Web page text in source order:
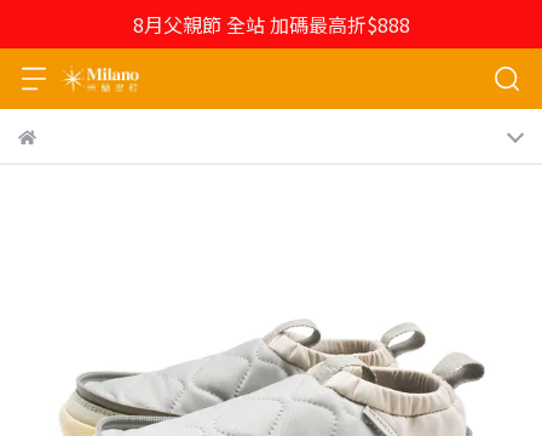
8月父親節 全站 加碼最高折$888